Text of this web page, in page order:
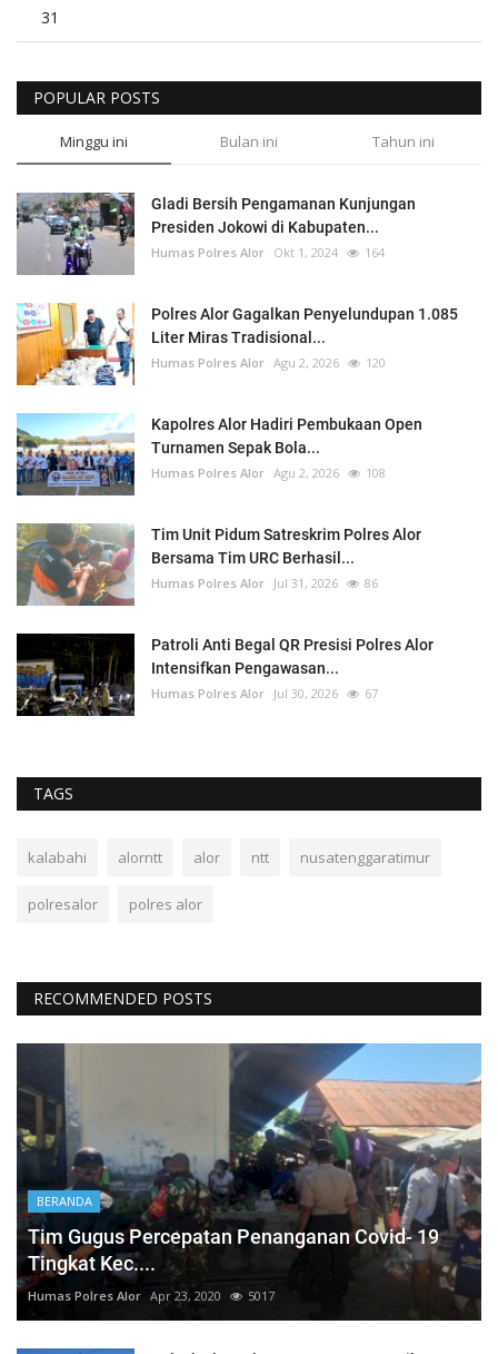
31
POPULAR POSTS
Minggu ini Bulan ini Tahun ini
Gladi Bersih Pengamanan Kunjungan
Presiden Jokowi di Kabupaten...
Humas Polres Alor Okt 1, 2024 164
Polres Alor Gagalkan Penyelundupan 1.085
Liter Miras Tradisional...
Humas Polres Alor Agu 2, 2026 120
Kapolres Alor Hadiri Pembukaan Open
Turnamen Sepak Bola...
Humas Polres Alor Agu 2, 2026 108
Tim Unit Pidum Satreskrim Polres Alor
Bersama Tim URC Berhasil...
Humas Polres Alor Jul 31, 2026 86
Patroli Anti Begal QR Presisi Polres Alor
Intensifkan Pengawasan...
Humas Polres Alor Jul 30, 2026 67
TAGS
kalabahi alorntt alor ntt nusatenggaratimur
polresalor polres alor
RECOMMENDED POSTS
BERANDA
Tim Gugus Percepatan Penanganan Covid- 19
Tingkat Kec....
Humas Polres Alor Apr 23, 2020 5017